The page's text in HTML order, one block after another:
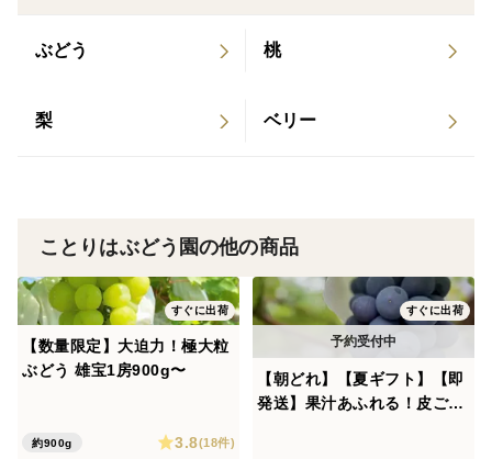
日が前後する可能性がございます。
※天候の影響により予定が変更になることもございま
ぶどう 桃
梨 ベリー
ことりはぶどう園の他の商品
すぐに出荷
【数量限定】大迫力！極大粒
ぶどう 雄宝1房900g〜
約900g 3.8(18件)
すぐに出荷
【朝どれ】【夏ギフト】【即
発送】果汁あふれる！皮ごと